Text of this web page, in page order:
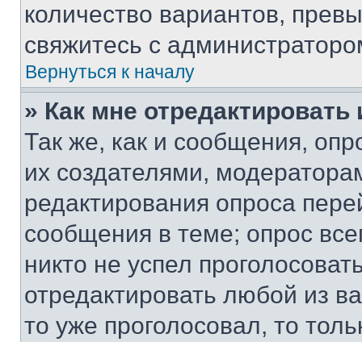
количество вариантов,
свяжитесь с
Вернуться к началу
» Как мне
Так же, как и сообщения,
их создателями,
редактирования опроса
сообщения в теме; опрос
никто не успел
отредактировать любой из
то уже проголосовал, то